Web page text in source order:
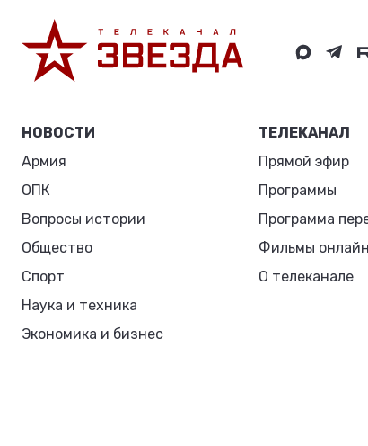
НОВОСТИ
Армия
ОПК
Вопросы истории
Общество
Спорт
Наука и техника
Экономика и бизнес
ТЕЛЕКАНАЛ
Прямой эфир
Программы
Программа
Фильмы онлайн
О телеканале